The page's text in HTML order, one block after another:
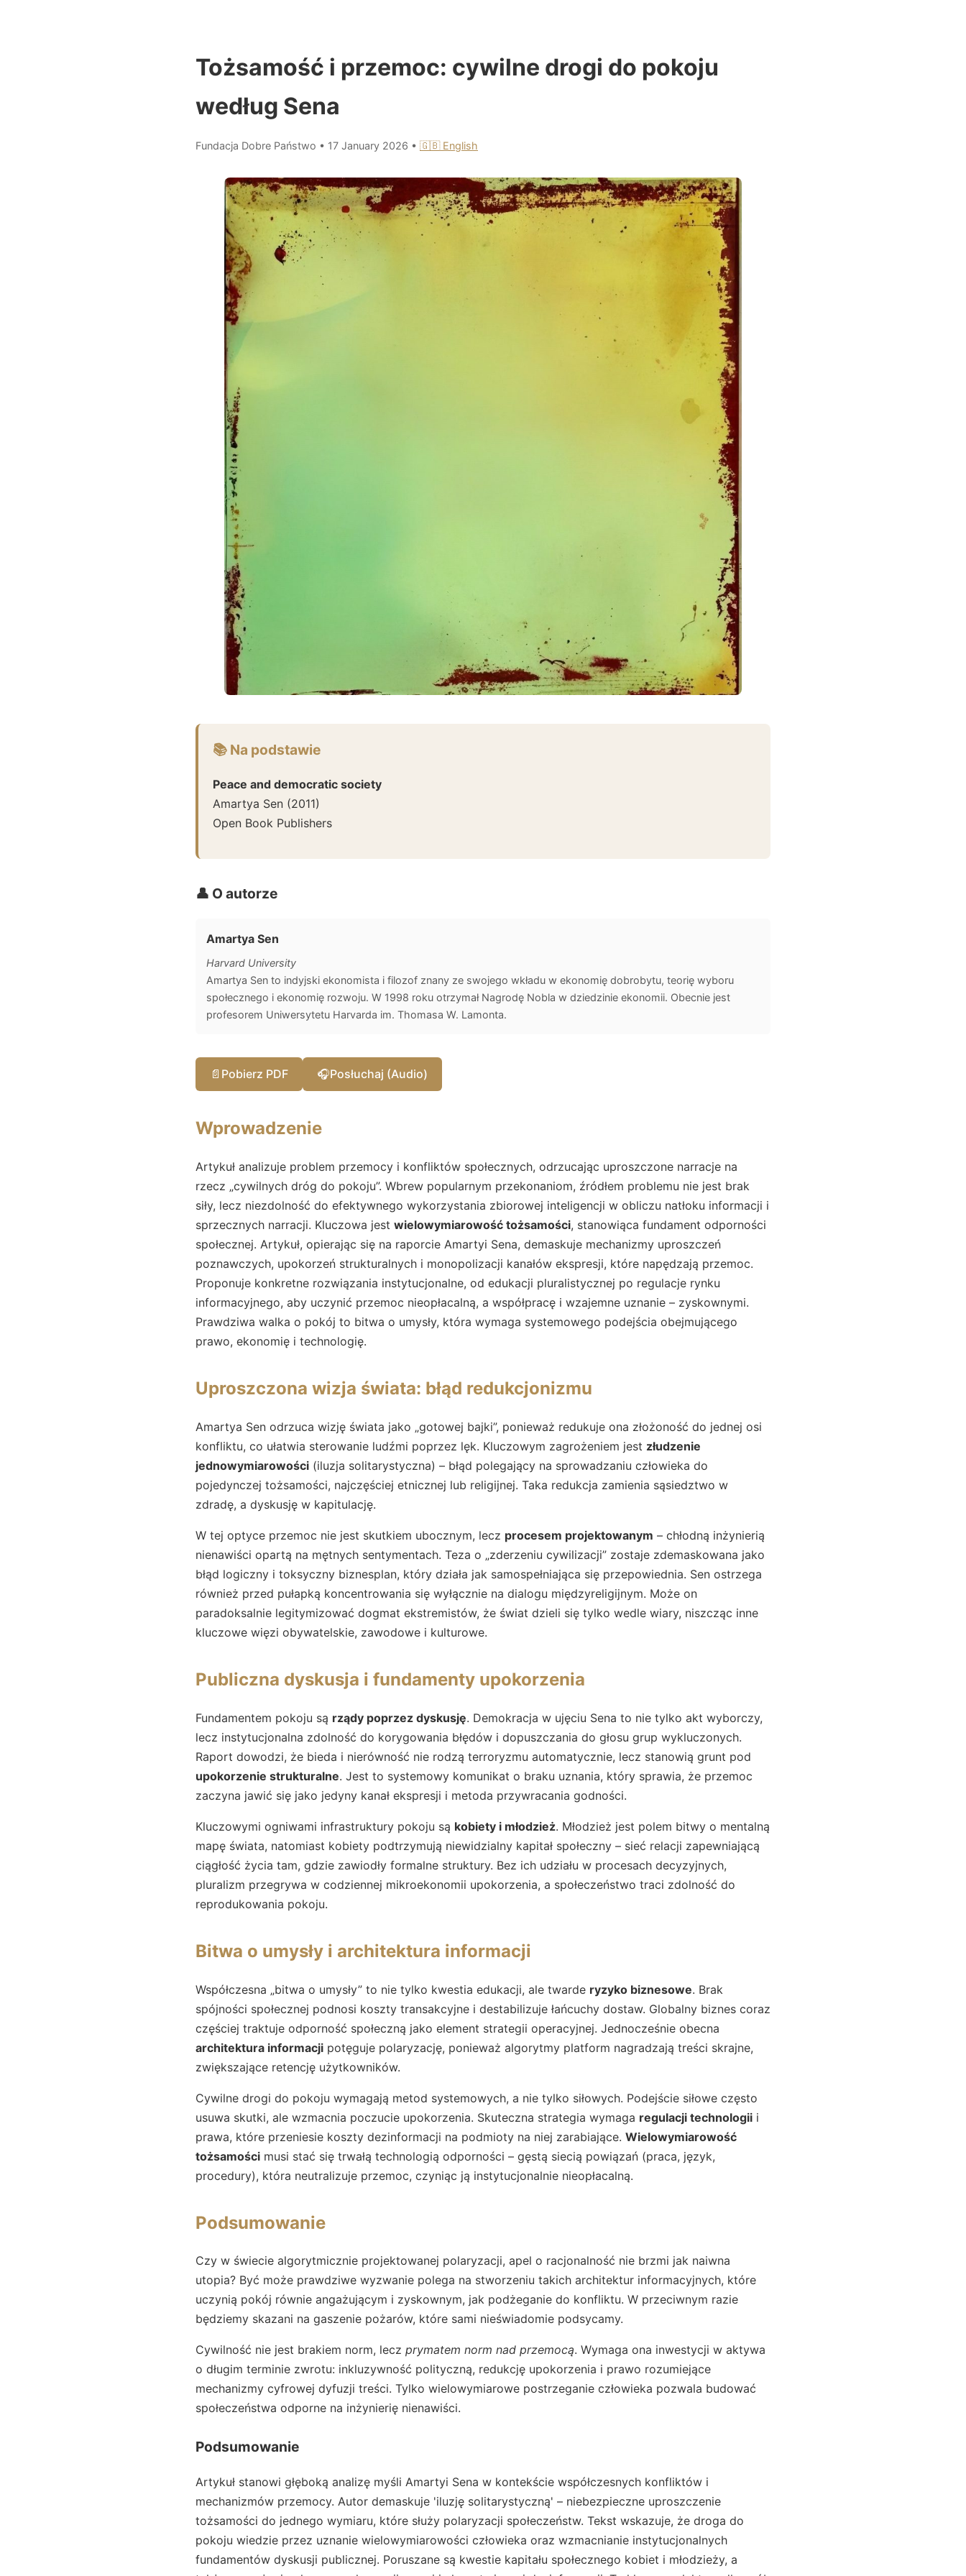
Tożsamość i przemoc: cywilne drogi do pokoju
według Sena
Fundacja Dobre Państwo • 17 January 2026 • 🇬🇧 English
📚 Na podstawie
Peace and democratic society
Amartya Sen (2011)
Open Book Publishers
👤 O autorze
Amartya Sen
Harvard University
Amartya Sen to indyjski ekonomista i filozof znany ze swojego wkładu w ekonomię dobrobytu, teorię wyboru
społecznego i ekonomię rozwoju. W 1998 roku otrzymał Nagrodę Nobla w dziedzinie ekonomii. Obecnie jest
profesorem Uniwersytetu Harvarda im. Thomasa W. Lamonta.
📄 Pobierz PDF 🎧Posłuchaj (Audio)
Wprowadzenie
Artykuł analizuje problem przemocy i konfliktów społecznych, odrzucając uproszczone narracje na
rzecz „cywilnych dróg do pokoju”. Wbrew popularnym przekonaniom, źródłem problemu nie jest brak
siły, lecz niezdolność do efektywnego wykorzystania zbiorowej inteligencji w obliczu natłoku informacji i
sprzecznych narracji. Kluczowa jest wielowymiarowość tożsamości, stanowiąca fundament odporności
społecznej. Artykuł, opierając się na raporcie Amartyi Sena, demaskuje mechanizmy uproszczeń
poznawczych, upokorzeń strukturalnych i monopolizacji kanałów ekspresji, które napędzają przemoc.
Proponuje konkretne rozwiązania instytucjonalne, od edukacji pluralistycznej po regulacje rynku
informacyjnego, aby uczynić przemoc nieopłacalną, a współpracę i wzajemne uznanie – zyskownymi.
Prawdziwa walka o pokój to bitwa o umysły, która wymaga systemowego podejścia obejmującego
prawo, ekonomię i technologię.
Uproszczona wizja świata: błąd redukcjonizmu
Amartya Sen odrzuca wizję świata jako „gotowej bajki”, ponieważ redukuje ona złożoność do jednej osi
konfliktu, co ułatwia sterowanie ludźmi poprzez lęk. Kluczowym zagrożeniem jest złudzenie
jednowymiarowości (iluzja solitarystyczna) – błąd polegający na sprowadzaniu człowieka do
pojedynczej tożsamości, najczęściej etnicznej lub religijnej. Taka redukcja zamienia sąsiedztwo w
zdradę, a dyskusję w kapitulację.
W tej optyce przemoc nie jest skutkiem ubocznym, lecz procesem projektowanym – chłodną inżynierią
nienawiści opartą na mętnych sentymentach. Teza o „zderzeniu cywilizacji” zostaje zdemaskowana jako
błąd logiczny i toksyczny biznesplan, który działa jak samospełniająca się przepowiednia. Sen ostrzega
również przed pułapką koncentrowania się wyłącznie na dialogu międzyreligijnym. Może on
paradoksalnie legitymizować dogmat ekstremistów, że świat dzieli się tylko wedle wiary, niszcząc inne
kluczowe więzi obywatelskie, zawodowe i kulturowe.
Publiczna dyskusja i fundamenty upokorzenia
Fundamentem pokoju są rządy poprzez dyskusję. Demokracja w ujęciu Sena to nie tylko akt wyborczy,
lecz instytucjonalna zdolność do korygowania błędów i dopuszczania do głosu grup wykluczonych.
Raport dowodzi, że bieda i nierówność nie rodzą terroryzmu automatycznie, lecz stanowią grunt pod
upokorzenie strukturalne. Jest to systemowy komunikat o braku uznania, który sprawia, że przemoc
zaczyna jawić się jako jedyny kanał ekspresji i metoda przywracania godności.
Kluczowymi ogniwami infrastruktury pokoju są kobiety i młodzież. Młodzież jest polem bitwy o mentalną
mapę świata, natomiast kobiety podtrzymują niewidzialny kapitał społeczny – sieć relacji zapewniającą
ciągłość życia tam, gdzie zawiodły formalne struktury. Bez ich udziału w procesach decyzyjnych,
pluralizm przegrywa w codziennej mikroekonomii upokorzenia, a społeczeństwo traci zdolność do
reprodukowania pokoju.
Bitwa o umysły i architektura informacji
Współczesna „bitwa o umysły” to nie tylko kwestia edukacji, ale twarde ryzyko biznesowe. Brak
spójności społecznej podnosi koszty transakcyjne i destabilizuje łańcuchy dostaw. Globalny biznes coraz
częściej traktuje odporność społeczną jako element strategii operacyjnej. Jednocześnie obecna
architektura informacji potęguje polaryzację, ponieważ algorytmy platform nagradzają treści skrajne,
zwiększające retencję użytkowników.
Cywilne drogi do pokoju wymagają metod systemowych, a nie tylko siłowych. Podejście siłowe często
usuwa skutki, ale wzmacnia poczucie upokorzenia. Skuteczna strategia wymaga regulacji technologii i
prawa, które przeniesie koszty dezinformacji na podmioty na niej zarabiające. Wielowymiarowość
tożsamości musi stać się trwałą technologią odporności – gęstą siecią powiązań (praca, język,
procedury), która neutralizuje przemoc, czyniąc ją instytucjonalnie nieopłacalną.
Podsumowanie
Czy w świecie algorytmicznie projektowanej polaryzacji, apel o racjonalność nie brzmi jak naiwna
utopia? Być może prawdziwe wyzwanie polega na stworzeniu takich architektur informacyjnych, które
uczynią pokój równie angażującym i zyskownym, jak podżeganie do konfliktu. W przeciwnym razie
będziemy skazani na gaszenie pożarów, które sami nieświadomie podsycamy.
Cywilność nie jest brakiem norm, lecz prymatem norm nad przemocą. Wymaga ona inwestycji w aktywa
o długim terminie zwrotu: inkluzywność polityczną, redukcję upokorzenia i prawo rozumiejące
mechanizmy cyfrowej dyfuzji treści. Tylko wielowymiarowe postrzeganie człowieka pozwala budować
społeczeństwa odporne na inżynierię nienawiści.
Podsumowanie
Artykuł stanowi głęboką analizę myśli Amartyi Sena w kontekście współczesnych konfliktów i
mechanizmów przemocy. Autor demaskuje 'iluzję solitarystyczną' – niebezpieczne uproszczenie
tożsamości do jednego wymiaru, które służy polaryzacji społeczeństw. Tekst wskazuje, że droga do
pokoju wiedzie przez uznanie wielowymiarowości człowieka oraz wzmacnianie instytucjonalnych
fundamentów dyskusji publicznej. Poruszane są kwestie kapitału społecznego kobiet i młodzieży, a